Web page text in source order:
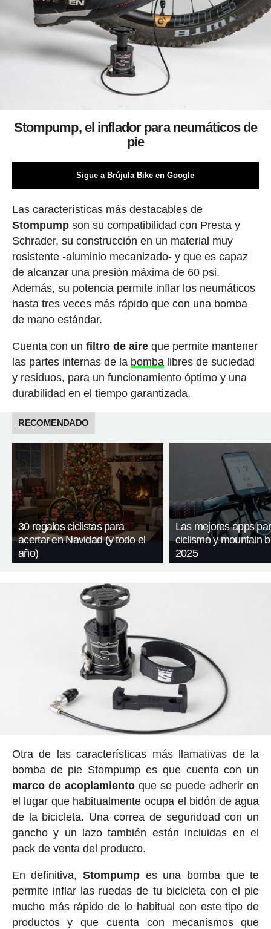
Stompump, el inflador para neumáticos de
pie
Sigue a Brújula Bike en Google
Las características más destacables de
Stompumpson su compatibilidad con Presta y
Schrader, su construcción en un material muy
resistente -aluminio mecanizado- y que es capaz
de alcanzar una presión máxima de 60 psi.
Además, su potencia permite inflar los neumáticos
hasta tres veces más rápido que con una bomba
de mano estándar.
Cuenta con un filtro de aireque permite mantener
las partes internas de la bombalibres de suciedad
y residuos, para un funcionamiento óptimo y una
durabilidad en el tiempo garantizada.
RECOMENDADO
30 regalos ciclistas para
acertar en Navidad (y todo el
año)
Las mejores apps
ciclismo y mountain
2025
Otra de las características más llamativas de la
bomba de pie Stompump es que cuenta con un
marco de acoplamientoque se puede adherir en
el lugar que habitualmente ocupa el bidón de agua
de la bicicleta. Una correa de seguridoad con un
gancho y un lazo también están incluidas en el
pack de venta del producto.
En definitiva,Stompump es una bomba que te
permite inflar las ruedas de tu bicicleta con el pie
mucho más rápido de lo habitual con este tipo de
productos y que cuenta con mecanismos que